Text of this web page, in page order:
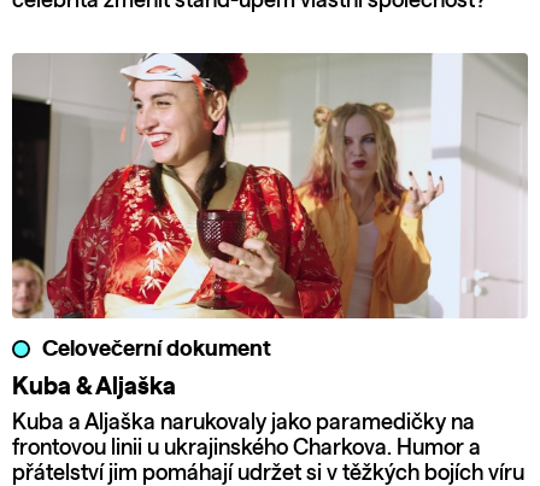
Celovečerní dokument
Kuba & Aljaška
Kuba a Aljaška narukovaly jako paramedičky na
frontovou linii u ukrajinského Charkova. Humor a
přátelství jim pomáhají udržet si v těžkých bojích víru